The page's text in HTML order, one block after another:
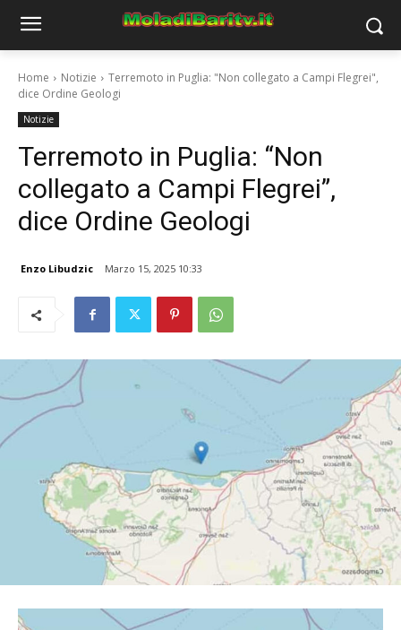
Home Notizie
Terremoto in Puglia: "Non collegato a Campi Flegrei",
dice Ordine Geologi
Notizie
Terremoto in Puglia: “Non
collegato a Campi Flegrei”,
dice Ordine Geologi
Enzo Libudzic Marzo 15, 2025 10:33